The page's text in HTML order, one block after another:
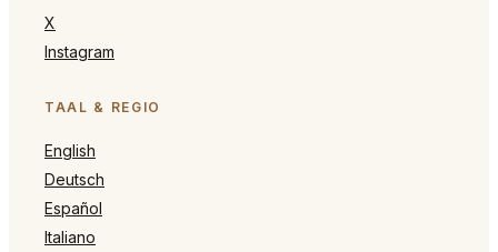
X
Instagram
TAAL & REGIO
English
Deutsch
Español
Italiano